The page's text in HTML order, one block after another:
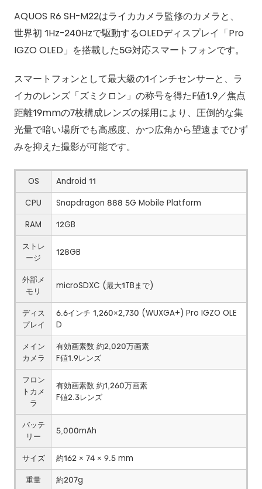
AQUOS R6 SH-M22はライカカメラ監修のカメラと、
世界初 1Hz-240Hzで駆動するOLEDディスプレイ「Pro
IGZO OLED」を搭載した5G対応スマートフォンです。
スマートフォンとして最大級の1インチセンサーと、ラ
イカのレンズ「ズミクロン」の称号を得たF値1.9／焦点
距離19mmの7枚構成レンズの採用により、圧倒的な集
光量で暗い場所でも高感度、かつ広角から望遠までひず
みを抑えた撮影が可能です。
OS
Android 11
CPU
Snapdragon 888 5G Mobile Platform
RAM
12GB
ストレ
ージ
128GB
外部メ
モリ
microSDXC (最大1TBまで)
ディス
プレイ
6.6インチ 1,260×2,730 (WUXGA+) Pro IGZO OLE
D
メイン
カメラ
有効画素数 約2,020万画素
F値1.9レンズ
フロン
トカメ
ラ
有効画素数 約1,260万画素
F値2.3レンズ
バッテ
リー
5,000mAh
サイズ
約162 × 74 × 9.5 mm
重量
約207g